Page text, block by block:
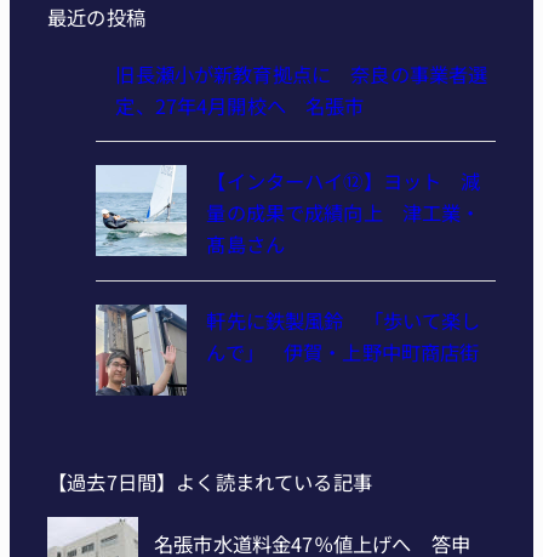
最近の投稿
旧長瀬小が新教育拠点に 奈良の事業者選
定、27年4月開校へ 名張市
【インターハイ⑫】ヨット 減
量の成果で成績向上 津工業・
髙島さん
軒先に鉄製風鈴 「歩いて楽し
んで」 伊賀・上野中町商店街
【過去7日間】よく読まれている記事